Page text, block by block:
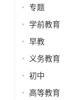
专题
学前教育
早教
义务教育
初中
高等教育